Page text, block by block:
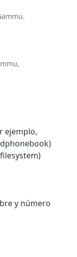
ejemplo,
y número